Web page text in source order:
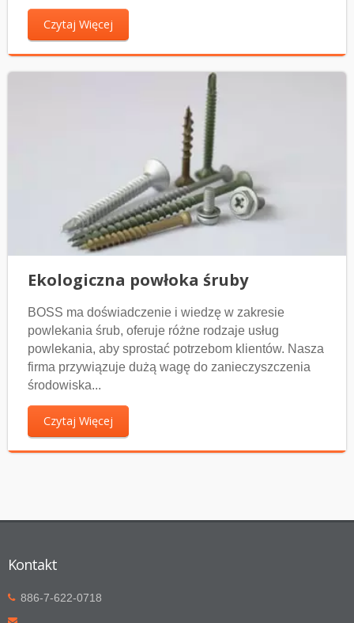
Czytaj Więcej
Ekologiczna powłoka śruby
BOSS ma doświadczenie i wiedzę w zakresie
powlekania śrub, oferuje różne rodzaje usług
powlekania, aby sprostać potrzebom klientów. Nasza
firma przywiązuje dużą wagę do zanieczyszczenia
środowiska...
Czytaj Więcej
Kontakt
886-7-622-0718